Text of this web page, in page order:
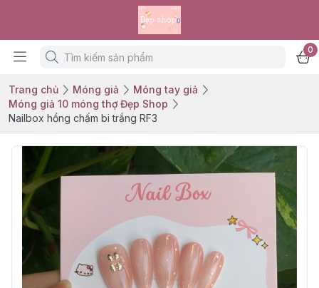
0
Trang chủ Móng giả
Móng tay giả
Móng giả 10 móng thợ Đẹp Shop
Nailbox hồng chấm bi trắng RF3